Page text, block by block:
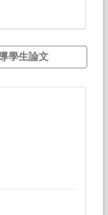
學生論文